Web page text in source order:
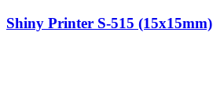
Shiny Printer S-515 (15x15mm)